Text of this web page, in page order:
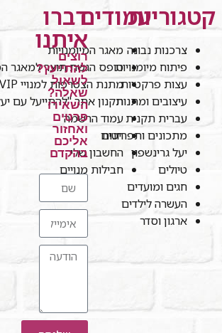
קטגוריות
צרכנות נבונה
פיתוח מיומנויות
עצות פרקטיות
עיצובים ומתנות
עברית תקנית
מתכונים ותפריטים
יעל גרינשפון
טיולים
חגים ומועדים
העשרה לילדים
ארגון וסדר
עמודים
מאגר המיומנויות
טופס הגשת תוצר למאגר
מתנת הצטרפות למנויי VIP
תקנון אתר "להתייעל עם
עמוד הרשמה
חנות
החשבון שלי
חבילות מנויים
דברו
איתנו
רוצים
להתייעץ?
לשאול
שאלה?
השאירו
פרטים
ואחזור
אליכם
בהקדם